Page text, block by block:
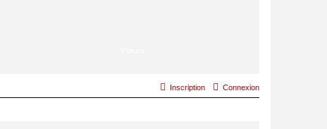
Connexion
Inscription